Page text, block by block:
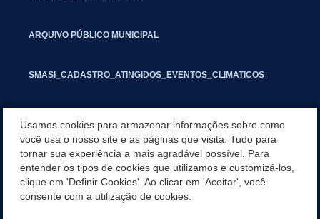
ARQUIVO PÚBLICO MUNICIPAL
SMASI_CADASTRO_ATINGIDOS_EVENTOS_CLIMATICOS
INFORMATIVO PIT
SEGUNDA VIA IPTU
Usamos cookies para armazenar informações sobre como
você usa o nosso site e as páginas que visita. Tudo para
tornar sua experiência a mais agradável possível. Para
entender os tipos de cookies que utilizamos e customizá-los,
clique em 'Definir Cookies'. Ao clicar em 'Aceitar', você
consente com a utilização de cookies.